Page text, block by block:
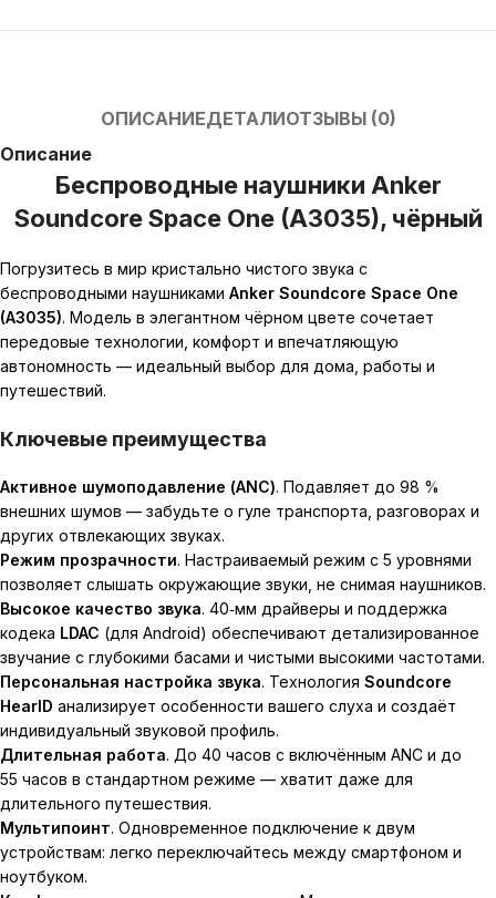
ОПИСАНИЕДЕТАЛИОТЗЫВЫ (0)
Описание
Беспроводные наушники Anker
Soundcore Space One (A3035), чёрный
Погрузитесь в мир кристально чистого звука с
беспроводными наушниками Anker Soundcore Space One
(A3035). Модель в элегантном чёрном цвете сочетает
передовые технологии, комфорт и впечатляющую
автономность — идеальный выбор для дома, работы и
путешествий.
Ключевые преимущества
Активное шумоподавление (ANC). Подавляет до 98 %
внешних шумов — забудьте о гуле транспорта, разговорах и
других отвлекающих звуках.
Режим прозрачности. Настраиваемый режим с 5 уровнями
позволяет слышать окружающие звуки, не снимая наушников.
Высокое качество звука. 40‑мм драйверы и поддержка
кодека LDAC (для Android) обеспечивают детализированное
звучание с глубокими басами и чистыми высокими частотами.
Персональная настройка звука. Технология Soundcore
HearID анализирует особенности вашего слуха и создаёт
индивидуальный звуковой профиль.
Длительная работа. До 40 часов с включённым ANC и до
55 часов в стандартном режиме — хватит даже для
длительного путешествия.
Мультипоинт. Одновременное подключение к двум
устройствам: легко переключайтесь между смартфоном и
ноутбуком.